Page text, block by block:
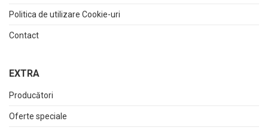
Politica de utilizare Cookie-uri
Contact
EXTRA
Producători
Oferte speciale